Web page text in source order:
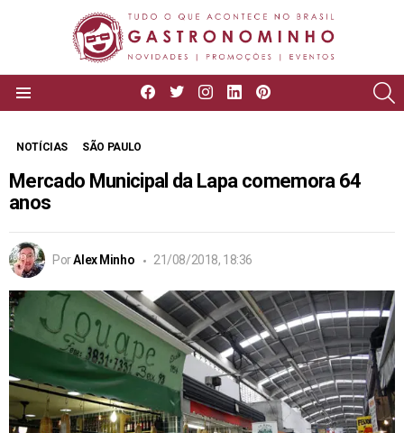
facebooktwitterinstagram
linkedin
NOTÍCIAS SÃO PAULO
Mercado Municipal da Lapa comemora 64
anos
PorAlex Minho 21/08/2018, 18:36